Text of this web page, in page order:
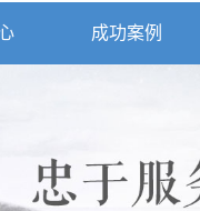
成功案例